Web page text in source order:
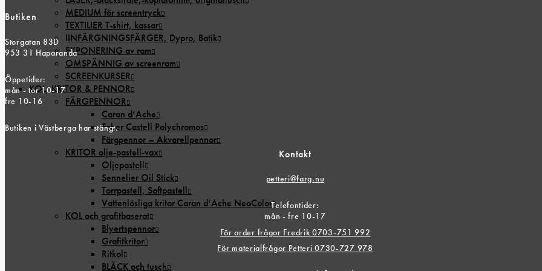
MEDIUM för screentryck
TEXTILIER T-shirt, kassar
IINFÄRGNINGSFÄRGER, Dypro, Batik
EXPONERING av ram
OMSPÄNNIG av screenram
SCREENKURSER
KOL, KRITOR & PENNOR
FÄRGPENNOR
Caran d’Ache
Faber Castell Polychromos
Färgpennor – Akvarellpennor
KRITOR olje-pastell-vax
Oljepastell
Sennelier Oil Stick
Torrpastell, Softpastell
Vattenlösliga kritor Caran d’Ache NeoColor
KOL och grafitbaserat
Blyertspennor
Grafitkritor
Ritkol
BLÄCK och tusch
Butiken
Storgatan 83D
953 31 Haparanda
Öppetider:
mån - tor 10-17
fre 10-16
Butiken i Västberga har stängt.
Kontakt
petteri@farg.nu
Telefontider:
mån - fre 10-17
För order frågor Fredrik 0703-751 992
För materialfrågor Petteri 0730-727 978